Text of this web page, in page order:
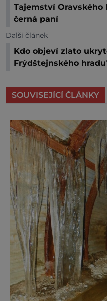
Tajemství Oravského
černá paní
Další článek
Kdo objeví zlato
Frýdštejnského
SOUVISEJÍCÍ ČLÁNKY